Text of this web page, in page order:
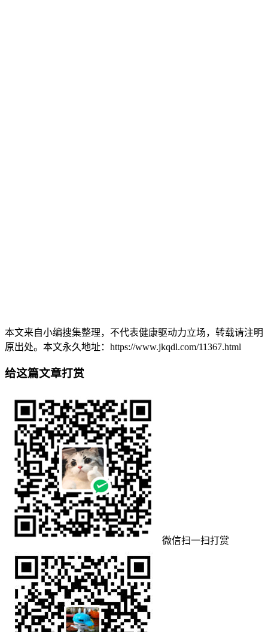
本文来自小编搜集整理，不代表健康驱动力立场，转载请注明
原出处。本文永久地址：https://www.jkqdl.com/11367.html
给这篇文章打赏
微信扫一扫打赏